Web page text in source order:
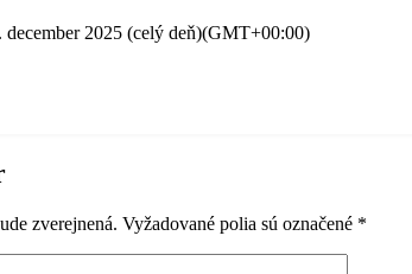
december 2025 (celý deň)(GMT+00:00)
zverejnená. Vyžadované polia sú označené *